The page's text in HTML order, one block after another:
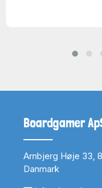
Boardgamer
Arnbjerg Høje 33,
Danmark